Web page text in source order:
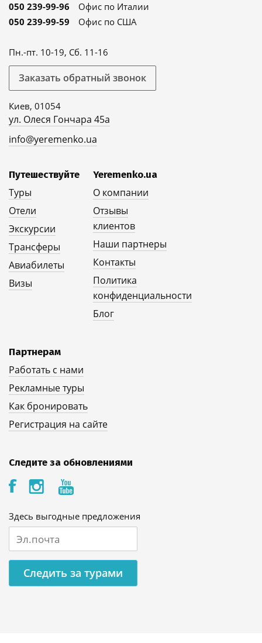
050 239-99-96
Офис по Италии
050 239-99-59
Офис по США
Пн.-пт. 10-19, Сб. 11-16
Заказать обратный звонок
Киев, 01054
ул. Олеся Гончара 45а
info@yeremenko.ua
Путешествуйте
Туры
Отели
Экскурсии
Трансферы
Авиабилеты
Визы
Yeremenko.ua
О компании
Отзывы
клиентов
Наши партнеры
Контакты
Политика
конфиденциальности
Блог
Партнерам
Работать с нами
Рекламные туры
Как бронировать
Регистрация на сайте
Следите за обновлениями
Здесь выгодные предложения
Следить за турами